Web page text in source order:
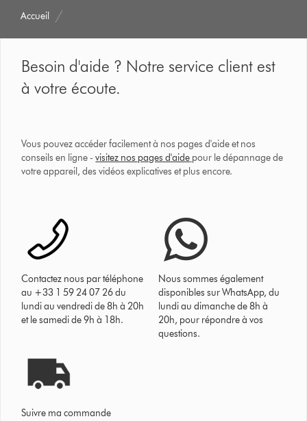
Accueil
Besoin d'aide ? Notre service client est
à votre écoute.
Vous pouvez accéder facilement à nos pages d'aide et nos
conseils en ligne -visitez nos pages d'aide pour le dépannage de
votre appareil, des vidéos explicatives et plus encore.
Contactez nous par téléphone
au +33 1 59 24 07 26 du
lundi au vendredi de 8h à 20h
et le samedi de 9h à 18h.
Nous sommes également
disponibles sur WhatsApp, du
lundi au dimanche de 8h à
20h, pour répondre à vos
questions.
Suivre ma commande